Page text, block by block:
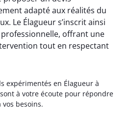
adapté aux réalités du
Le Élagueur s’inscrit ainsi
offrant une
tout en respectant
expérimentés en Élagueur à
à votre écoute pour répondre
vos besoins.